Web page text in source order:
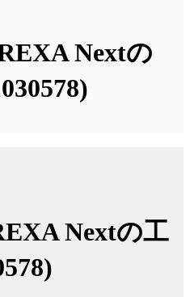
Nextの
Nextの工